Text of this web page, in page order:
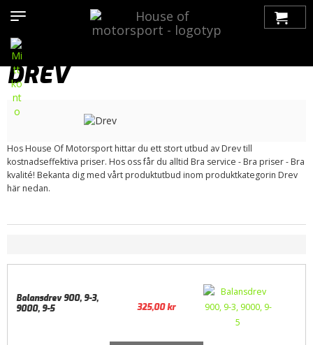
>Bilmärken>Saab >9000>Motor / Tillbehör>
Kamdrivning
DREV
Hos House Of Motorsport hittar du ett stort utbud av Drev till
kostnadseffektiva priser. Hos oss får du alltid Bra service - Bra priser - Bra
kvalité! Bekanta dig med vårt produktutbud inom produktkategorin Drev
här nedan.
Balansdrev 900, 9-3,
9000, 9-5
325,00kr